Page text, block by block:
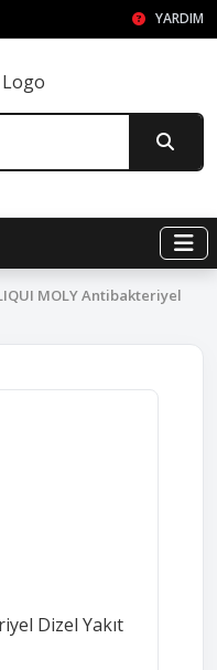
YARDIM
MOLY Antibakteriyel